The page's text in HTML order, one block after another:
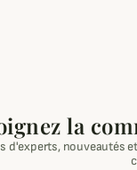
la
d'experts, nouveautés